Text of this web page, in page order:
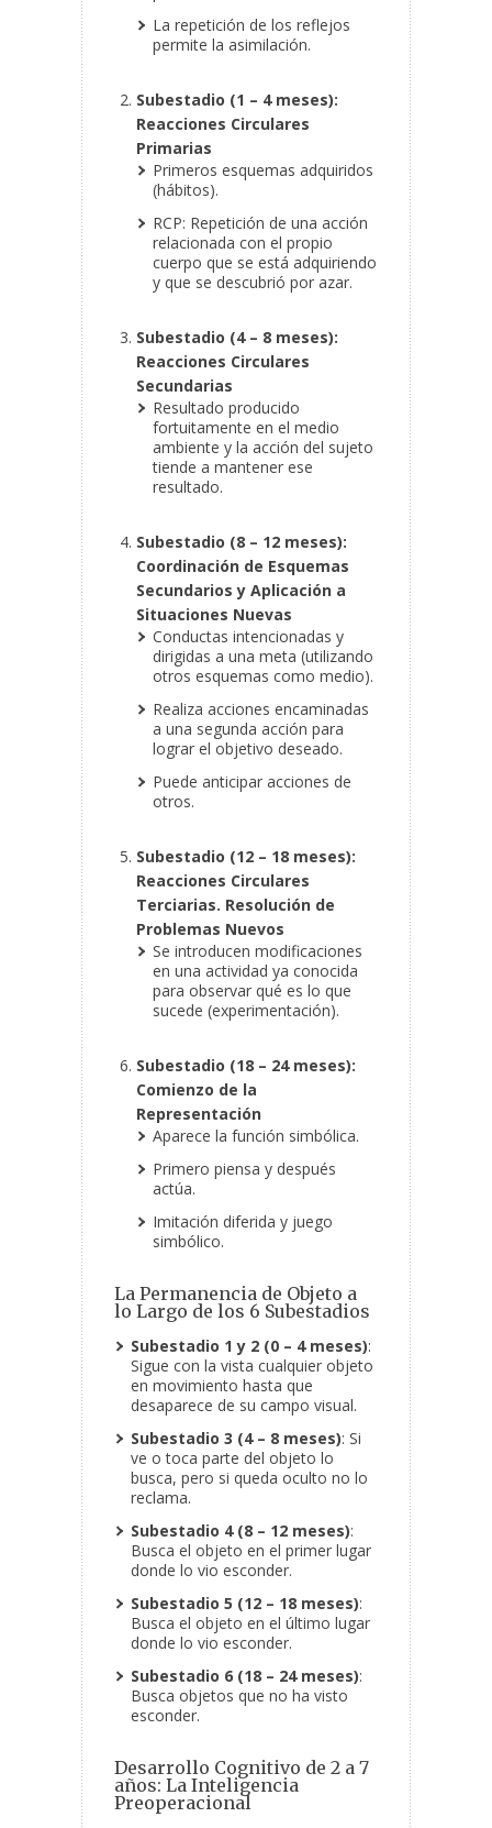
La repetición de los reflejos
permite la asimilación.
Subestadio (1 – 4 meses):
Reacciones Circulares
Primarias
Primeros esquemas adquiridos
(hábitos).
RCP: Repetición de una acción
relacionada con el propio
cuerpo que se está adquiriendo
y que se descubrió por azar.
Subestadio (4 – 8 meses):
Reacciones Circulares
Secundarias
Resultado producido
fortuitamente en el medio
ambiente y la acción del sujeto
tiende a mantener ese
resultado.
Subestadio (8 – 12 meses):
Coordinación de Esquemas
Secundarios y Aplicación a
Situaciones Nuevas
Conductas intencionadas y
dirigidas a una meta (utilizando
otros esquemas como medio).
Realiza acciones encaminadas
a una segunda acción para
lograr el objetivo deseado.
Puede anticipar acciones de
otros.
Subestadio (12 – 18 meses):
Reacciones Circulares
Terciarias. Resolución de
Problemas Nuevos
Se introducen modificaciones
en una actividad ya conocida
para observar qué es lo que
sucede (experimentación).
Subestadio (18 – 24 meses):
Comienzo de la
Representación
Aparece la función simbólica.
Primero piensa y después
actúa.
Imitación diferida y juego
simbólico.
La Permanencia de Objeto a
lo Largo de los 6 Subestadios
Subestadio 1 y 2 (0 – 4 meses):
Sigue con la vista cualquier objeto
en movimiento hasta que
desaparece de su campo visual.
Subestadio 3 (4 – 8 meses): Si
ve o toca parte del objeto lo
busca, pero si queda oculto no lo
reclama.
Subestadio 4 (8 – 12 meses):
Busca el objeto en el primer lugar
donde lo vio esconder.
Subestadio 5 (12 – 18 meses):
Busca el objeto en el último lugar
donde lo vio esconder.
Subestadio 6 (18 – 24 meses):
Busca objetos que no ha visto
esconder.
Desarrollo Cognitivo de 2 a 7
años: La Inteligencia
Preoperacional